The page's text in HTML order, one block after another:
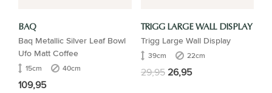
BAQ
Baq Metallic Silver Leaf Bowl
Ufo Matt Coffee
15cm 40cm
109,95
TRIGG LARGE WALL DISPLAY
Trigg Large Wall Display
39cm 22cm
29,9526,95